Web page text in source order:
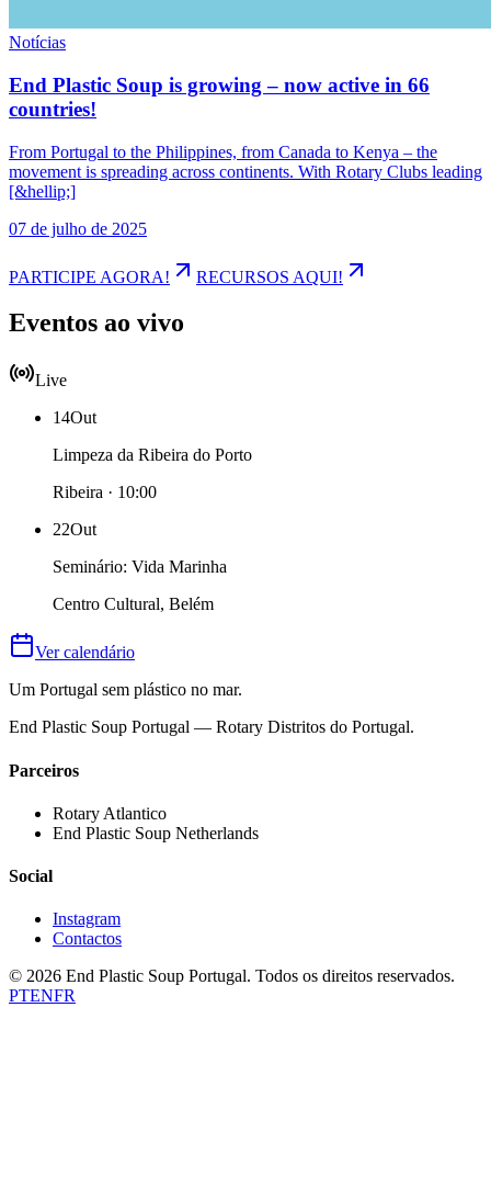
Notícias
End Plastic Soup is growing – now active in 66
countries!
From Portugal to the Philippines, from Canada to Kenya – the
movement is spreading across continents. With Rotary Clubs leading
[&hellip;]
07 de julho de 2025
PARTICIPE AGORA! RECURSOS AQUI!
Eventos ao vivo
Live
14Out
Limpeza da Ribeira do Porto
Ribeira · 10:00
22Out
Seminário: Vida Marinha
Centro Cultural, Belém
Ver calendário
Um Portugal sem plástico no mar.
End Plastic Soup Portugal — Rotary Distritos do Portugal.
Parceiros
Rotary Atlantico
End Plastic Soup Netherlands
Social
Instagram
Contactos
© 2026 End Plastic Soup Portugal. Todos os direitos reservados.
PTENFR